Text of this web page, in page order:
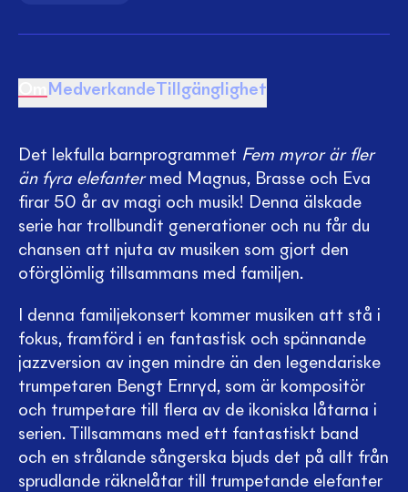
Medverkande Tillgänglighet
Det lekfulla barnprogrammet Fem myror är fler
än fyra elefantermed Magnus, Brasse och Eva
firar 50 år av magi och musik! Denna älskade
serie har trollbundit generationer och nu får du
chansen att njuta av musiken som gjort den
oförglömlig tillsammans med familjen.
I denna familjekonsert kommer musiken att stå i
fokus, framförd i en fantastisk och spännande
jazzversion av ingen mindre än den legendariske
trumpetaren Bengt Ernryd, som är kompositör
och trumpetare till flera av de ikoniska låtarna i
serien. Tillsammans med ett fantastiskt band
och en strålande sångerska bjuds det på allt från
sprudlande räknelåtar till trumpetande elefanter